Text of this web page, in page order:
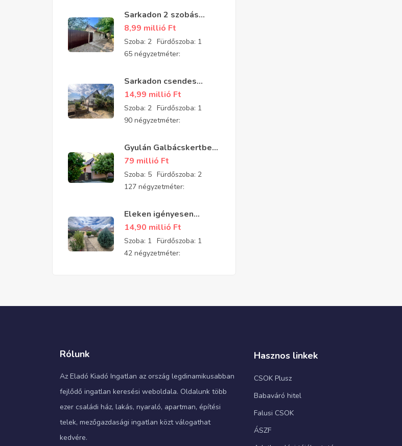
Sarkadon 2 szobás
részben felújított
családi ház eladó
8,99 millió Ft
Szoba: 2 Fürdőszoba: 1
65 négyzetméter:
Sarkadon csendes
aszfaltozott utcában 2
szobás, tégla építésű,
jó állapotú
padlásszobás ház eladó
14,99 millió Ft
Szoba: 2 Fürdőszoba: 1
90 négyzetméter:
Gyulán Galbácskertben
2008-ban épült kiváló
állapotú padlásszobás
ház eladó 5 szobával és
2 fürdővel
79 millió Ft
Szoba: 5 Fürdőszoba: 2
127 négyzetméter:
Eleken igényesen
felújított, parkosított
kis téglaház eladó
14,90 millió Ft
Szoba: 1 Fürdőszoba: 1
42 négyzetméter:
Rólunk
Az Eladó Kiadó Ingatlan az ország legdinamikusabban
fejlődő ingatlan keresési weboldala. Oldalunk több
ezer családi ház, lakás, nyaraló, apartman, építési
telek, mezőgazdasági ingatlan közt válogathat
kedvére.
Hasznos linkek
CSOK Plusz
Babaváró hitel
Falusi CSOK
ÁSZF